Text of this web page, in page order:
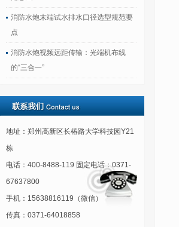
消防水炮末端试水排水口径选型规范要
点
消防水炮视频远距传输：光端机布线
的“三合一”
地址：郑州高新区长椿路大学科技园Y21
栋
电话：400-8488-119 固定电话：0371-
67637800
手机：15638816119（微信）
传真：0371-64018858